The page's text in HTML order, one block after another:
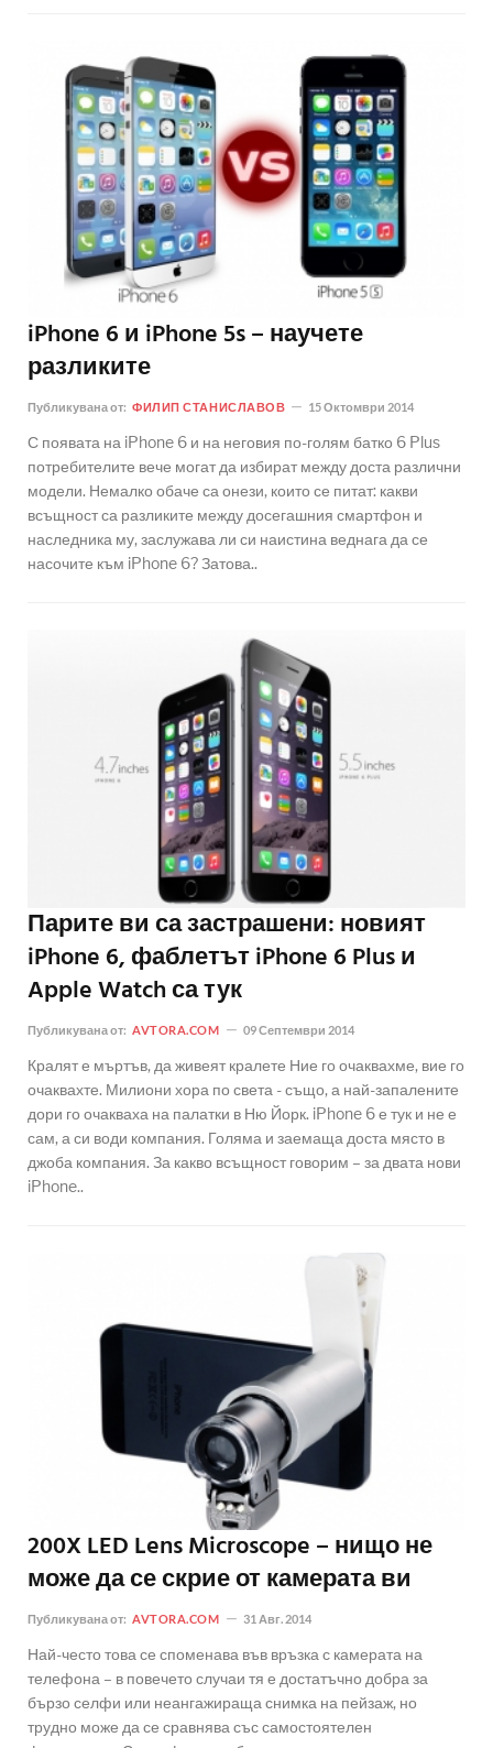
iPhone 6 и iPhone 5s – научете
разликите
Публикувана от: ФИЛИП СТАНИСЛАВОВ 15 Октомври 2014
С появата на iPhone 6 и на неговия по-голям батко 6 Plus
потребителите вече могат да избират между доста различни
модели. Немалко обаче са онези, които се питат: какви
всъщност са разликите между досегашния смартфон и
наследника му, заслужава ли си наистина веднага да се
насочите към iPhone 6? Затова..
Парите ви са застрашени: новият
iPhone 6, фаблетът iPhone 6 Plus и
Apple Watch са тук
Публикувана от: AVTORA.COM 09 Септември 2014
Кралят е мъртъв, да живеят кралете Ние го очаквахме, вие го
очаквахте. Милиони хора по света - също, а най-запалените
дори го очакваха на палатки в Ню Йорк. iPhone 6 е тук и не е
сам, а си води компания. Голяма и заемаща доста място в
джоба компания. За какво всъщност говорим – за двата нови
iPhone..
200X LED Lens Microscope – нищо не
може да се скрие от камерата ви
Публикувана от: AVTORA.COM 31 Авг. 2014
Най-често това се споменава във връзка с камерата на
телефона – в повечето случаи тя е достатъчно добра за
бързо селфи или неангажираща снимка на пейзаж, но
трудно може да се сравнява със самостоятелен